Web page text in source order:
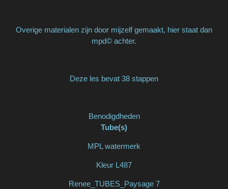
Overige materialen zijn door mijzelf gemaakt, hier staat dan
mpd© achter.
Deze les bevat 38 stappen
Benodigdheden
Tube(s)
MPL watermerk
Kleur L487
Renee_TUBES_Paysage 7